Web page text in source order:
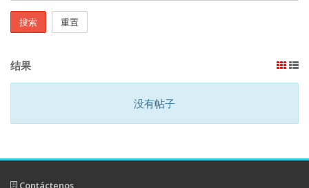
搜索 重置
结果
没有帖子
Contáctenos